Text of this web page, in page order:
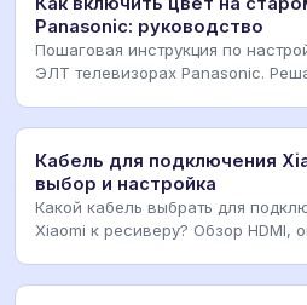
Panasonic: руководство
Пошаговая инструкция по
ЭЛТ телевизорах Panasonic.
Кабель для подключения
выбор и настройка
Какой кабель выбрать для
Xiaomi к ресиверу? Обзор HDMI,